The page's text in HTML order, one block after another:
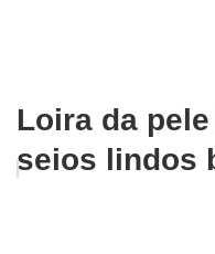
Loira da
seios lindos